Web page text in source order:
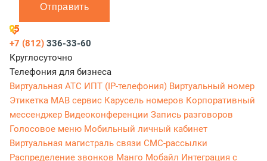
Отправить
+7 (812) 336-33-60
Круглосуточно
Телефония для бизнеса
Виртуальная АТС ИПТ (IP-телефония) Виртуальный номер
Этикетка МАВ сервис Карусель номеров Корпоративный
мессенджер Видеоконференции Запись разговоров
Голосовое меню Мобильный личный кабинет
Виртуальная магистраль связи СМС-рассылки
Распределение звонков Манго Мобайл Интеграция с